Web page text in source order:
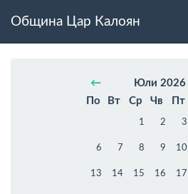
Община Цар Калоян
← Юли 2026
По
Вт Ср Чв Пт
1 2 3
6 7 8 9 10
13 14 15 16 17